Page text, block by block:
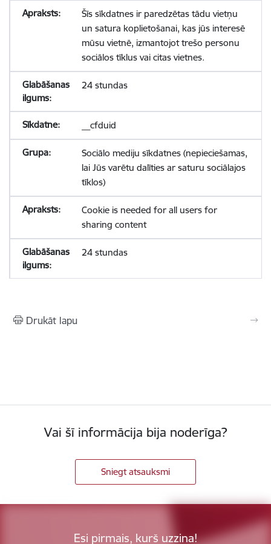
Šīs sīkdatnes ir paredzētas tādu vietņu
un satura koplietošanai, kas jūs interesē
mūsu vietnē, izmantojot trešo personu
sociālos tīklus vai citas vietnes.
24 stundas
__cfduid
Sociālo mediju sīkdatnes (nepieciešamas,
lai Jūs varētu dalīties ar saturu sociālajos
tīklos)
Cookie is needed for all users for
sharing content
24 stundas
Drukāt lapu
Vai šī informācija bija noderīga?
Sniegt atsauksmi
Esi pirmais, kurš uzzina!